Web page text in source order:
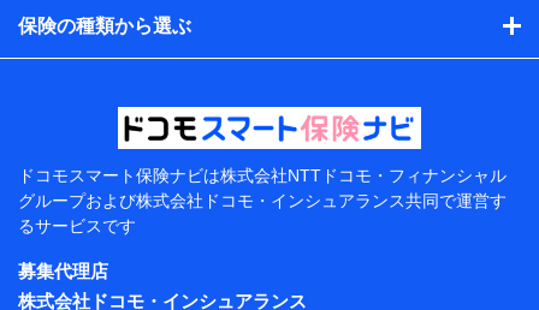
アンケートやキャンペーン等の実施のため
上記に係る案内・手続き・管理等付帯業務を行うため
当該個人データを取り扱う各共同利用者（詳細は次のと
東京都千代田区永田町2丁目11番1号 山王パークタワー
株式会社NTTドコモ 代表取締役社長 前田 義晃
東京都中央区日本橋人形町2-14-10 アーバンネット日
本橋ビル 3F
保険の種類から選ぶ
ドコモスマート保険ナビは株式会社NTTドコモ・フィナンシャル
グループおよび株式会社ドコモ・インシュアランス共同で運営す
るサービスです
募集代理店
株式会社ドコモ・インシュアランス